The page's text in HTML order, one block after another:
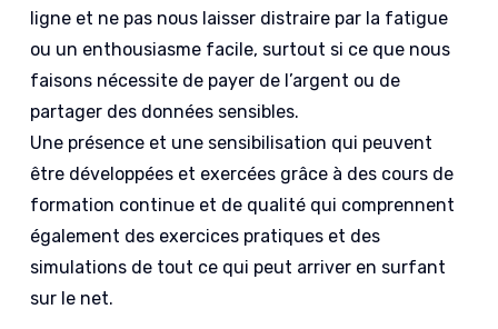
ligne et ne pas nous laisser distraire par la fatigue
ou un enthousiasme facile, surtout si ce que nous
faisons nécessite de payer de l’argent ou de
partager des données sensibles.
Une présence et une sensibilisation qui peuvent
être développées et exercées grâce à des cours de
formation continue et de qualité qui comprennent
également des exercices pratiques et des
simulations de tout ce qui peut arriver en surfant
sur le net.